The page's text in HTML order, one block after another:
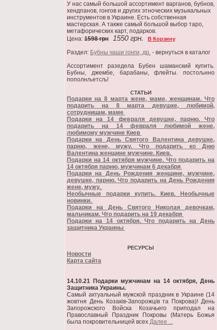
У нас самый большой ассортимент варганов, бубнов,
хендпанов, гонгов и других этноческих музыкальных
инструментов в Украине. Есть собственная
мастерская. А также самый большой выбор таро,
метафорических карт, подарков.
Цена: 1598 грн 1550 грн. В Корзину
Раздел: Бубны чаши гонги, др. - вернуться в каталог
Ассортимент разедела Бубен шаманский купить.
Бубны, джембе, барабаны, флейты. постољнно
пополнљетсљ!
СТАТЬИ
Подарки на 8 марта жене, маме, женщинам. Что
подарить на 8 марта девушке, любимой,
сотрудницам, маме
Подарки на 14 февраля девушке, парню. Что
подарить на 14 февраля любимой жене,
любимому мужчине Киев
Подарки на День Святого Валентина девушке,
парню, жене, мужу. Что подарить ко Дню
Валентина женщине мужчине. Киев.
Подарки на 14 октября мужчине. Что подарить на
14 октября парню, мужчинам 6 декабря
Подарки на День Рождения женщине, мужчине,
девушке, парню. Что подарить на День Рождения
жене, мужу.
Необычные подарки купить. Киев. Необычные
новинки.
Подарки на День Святого Николая девочкам,
мальчикам. Что подарить на 19 декабря
Подарки на 14 октября. Что подарить на День
защитника Украины
РЕСУРСЫ
Новости
Карта сайта
14.10.21 Подарки мужчинам на 14 октября, День
Защитника Украины.
Самый актуальный мужской праздник в Украине (14
жовтня День Козаків-Запорожців та Покрова)! День
Запорожского Войска Козачьего приподал на
Православный Праздник Покровы (Матерь Божья
была покровительницей всех Далее ...